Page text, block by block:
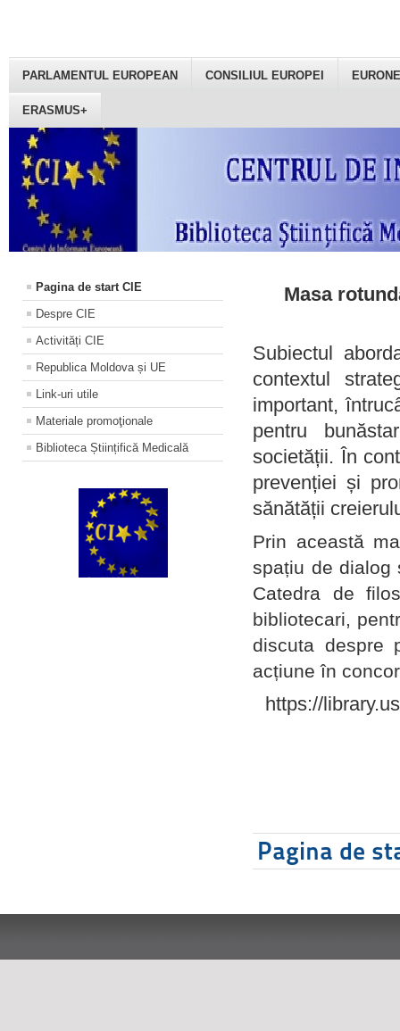
PARLAMENTUL EUROPEAN CONSILIUL EUROPEI
ERASMUS+
Pagina de start CIE
Despre CIE
Activități CIE
Republica Moldova și UE
Link-uri utile
Materiale promoţionale
Biblioteca Științifică Medicală
Masa
Subiectul
contextul
important,
pentru
societății. În
prevenției și
sănătății
Prin această
spațiu de dialog
Catedra de
bibliotecari,
discuta despre
acțiune în
https://
Pagina de